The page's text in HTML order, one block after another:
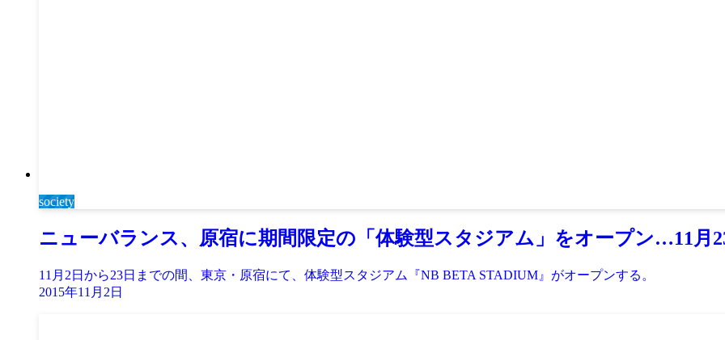
society
ニューバランス、原宿に期間限定の「体験型スタジアム」をオープン…11月
11月2日から23日までの間、東京・原宿にて、体験型スタジアム『NB BETA STADIUM』がオープンする。
2015年11月2日